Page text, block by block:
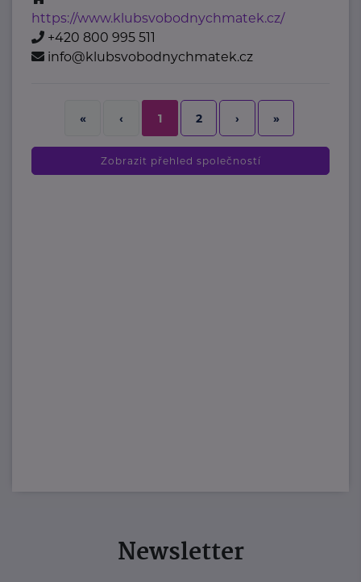
https://www.klubsvobodnychmatek.cz/
+420 800 995 511
info@klubsvobodnychmatek.cz
« ‹ 1 2 › »
Zobrazit přehled společností
Newsletter